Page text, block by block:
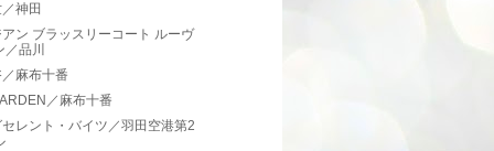
神田
ン ブラッスリーコート ルーヴ
／品川
麻布十番
／麻布十番
レント・バイツ／羽田空港第2